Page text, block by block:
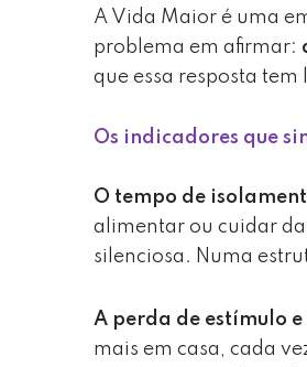
A Vida Maior é uma
problema em afirmar:
que essa resposta
Os indicadores que
O tempo de
alimentar ou cuidar
silenciosa. Numa
A perda de estímulo
mais em casa, cada